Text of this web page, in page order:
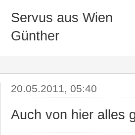
Servus aus Wien
Günther
20.05.2011, 05:40
Auch von hier alles